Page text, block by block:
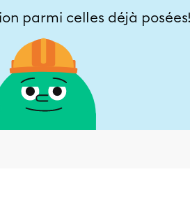
parmi celles déjà posées!